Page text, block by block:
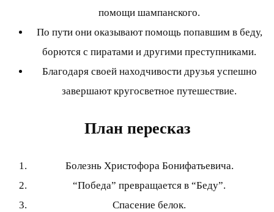
помощи шампанского.
По пути они оказывают помощь попавшим в беду,
борются с пиратами и другими преступниками.
Благодаря своей находчивости друзья успешно
завершают кругосветное путешествие.
План пересказ
Болезнь Христофора Бонифатьевича.
“Победа” превращается в “Беду”.
Спасение белок.